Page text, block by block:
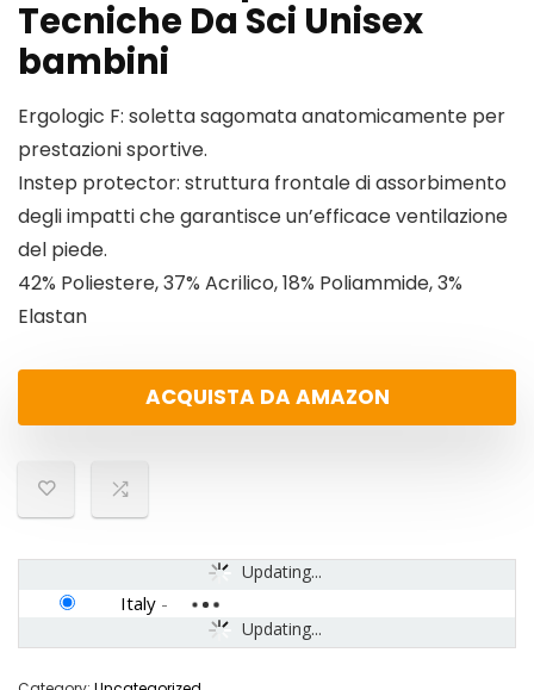
Tecniche Da Sci Unisex
bambini
Ergologic F: soletta sagomata anatomicamente per
prestazioni sportive.
Instep protector: struttura frontale di assorbimento
degli impatti che garantisce un’efficace ventilazione
del piede.
42% Poliestere, 37% Acrilico, 18% Poliammide, 3%
Elastan
ACQUISTA DA AMAZON
Updating...
Updating...
Italy -